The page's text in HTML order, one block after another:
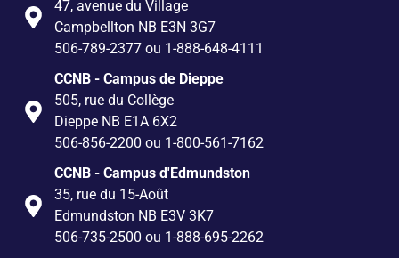
47, avenue du Village
Campbellton NB E3N 3G7
506-789-2377 ou 1-888-648-4111
CCNB - Campus de Dieppe
505, rue du Collège
Dieppe NB E1A 6X2
506-856-2200 ou 1-800-561-7162
CCNB - Campus d'Edmundston
35, rue du 15-Août
Edmundston NB E3V 3K7
506-735-2500 ou 1-888-695-2262